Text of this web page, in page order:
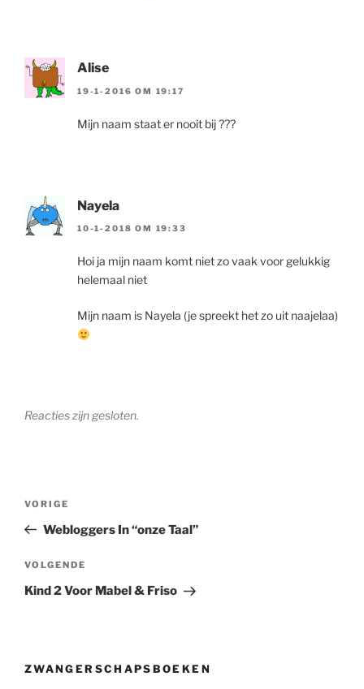
Alise
19-1-2016 OM 19:17
Mijn naam staat er nooit bij ???
Nayela
10-1-2018 OM 19:33
Hoi ja mijn naam komt niet zo vaak voor gelukkig
helemaal niet
Mijn naam is Nayela (je spreekt het zo uit naajelaa)
Reacties zijn gesloten.
Vorig
bericht
VORIGE
Webloggers In “onze Taal”
Volgend
bericht
VOLGENDE
Kind 2 Voor Mabel & Friso
ZWANGERSCHAPSBOEKEN